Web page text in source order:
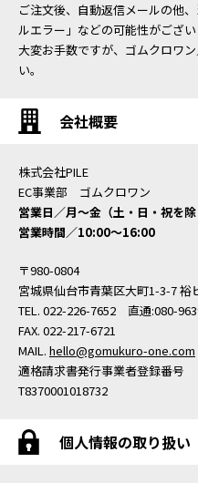
ご注文後、自動返信メールの他
ルエラー」などの可能性がござい
大変お手数ですが、ゴムクロワ
い。
会社概要
株式会社PILE
EC事業部 ゴムクロワン
営業日／月〜金（土・日・祝を除
営業時間／10:00〜16:00
〒980-0804
宮城県仙台市青葉区大町1-3-7 裕
TEL. 022-226-7652 直通:080-
FAX. 022-217-6721
MAIL. hello@gomukuro-one.com
適格請求書発行事業者登録番号
T8370001018732
個人情報の取り扱い